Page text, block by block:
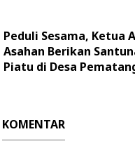
Peduli Sesama, Ketua
Asahan Berikan
Piatu di Desa
KOMENTAR